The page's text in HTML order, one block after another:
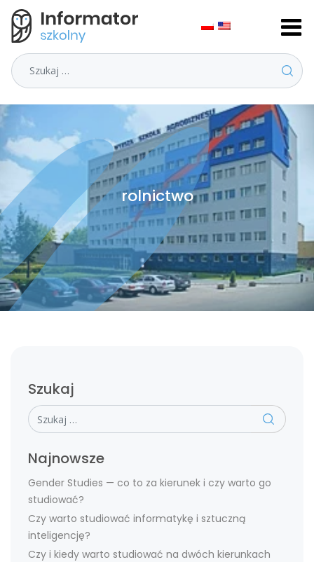
Szukaj
rolnictwo
Szukaj
Szukaj
Najnowsze
Gender Studies — co to za kierunek i czy warto go
studiować?
Czy warto studiować informatykę i sztuczną
inteligencję?
Czy i kiedy warto studiować na dwóch kierunkach